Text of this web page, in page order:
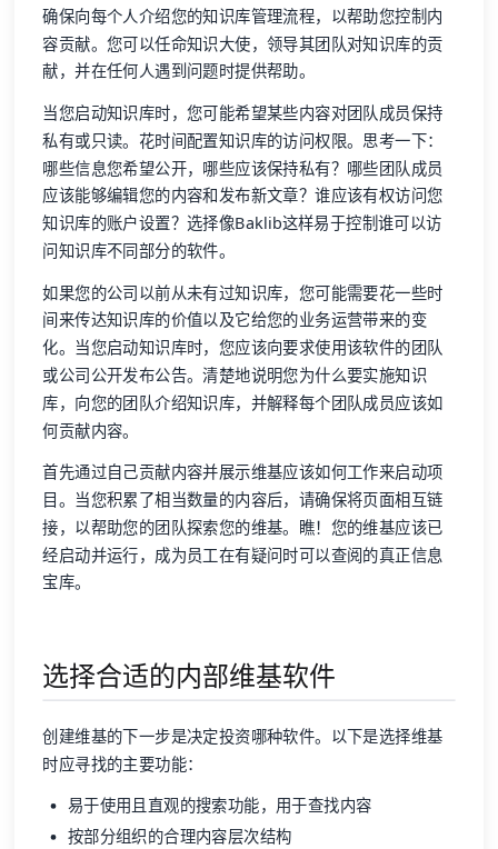
确保向每个人介绍您的知识库管理流程，以帮助您控制内
容贡献。您可以任命知识大使，领导其团队对知识库的贡
献，并在任何人遇到问题时提供帮助。
当您启动知识库时，您可能希望某些内容对团队成员保持
私有或只读。花时间配置知识库的访问权限。思考一下：
哪些信息您希望公开，哪些应该保持私有？哪些团队成员
应该能够编辑您的内容和发布新文章？谁应该有权访问您
知识库的账户设置？选择像Baklib这样易于控制谁可以访
问知识库不同部分的软件。
如果您的公司以前从未有过知识库，您可能需要花一些时
间来传达知识库的价值以及它给您的业务运营带来的变
化。当您启动知识库时，您应该向要求使用该软件的团队
或公司公开发布公告。清楚地说明您为什么要实施知识
库，向您的团队介绍知识库，并解释每个团队成员应该如
何贡献内容。
首先通过自己贡献内容并展示维基应该如何工作来启动项
目。当您积累了相当数量的内容后，请确保将页面相互链
接，以帮助您的团队探索您的维基。瞧！您的维基应该已
经启动并运行，成为员工在有疑问时可以查阅的真正信息
宝库。
选择合适的内部维基软件
创建维基的下一步是决定投资哪种软件。以下是选择维基
时应寻找的主要功能：
易于使用且直观的搜索功能，用于查找内容
按部分组织的合理内容层次结构